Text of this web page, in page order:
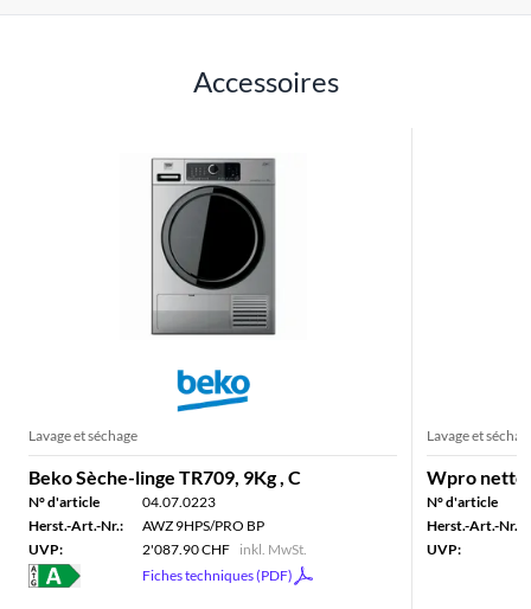
Accessoires
Lavage et séchage
Beko Sèche-linge TR709, 9Kg , C
N° d'article
04.07.0223
Herst.-Art.-Nr.:
AWZ 9HPS/PRO BP
UVP:
2'087.90 CHF inkl. MwSt.
Fiches techniques (PDF)
Lavage et
Wpro
N° d'article
Herst.-Art.-Nr.:
UVP: